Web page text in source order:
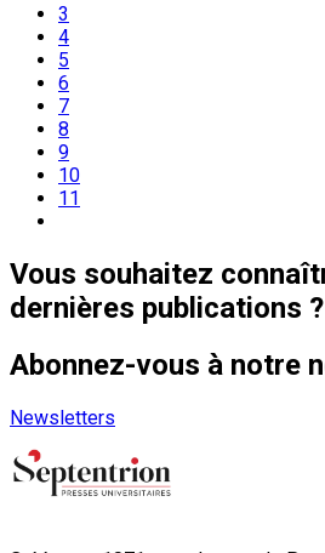
3
4
5
6
7
8
9
10
11
Vous souhaitez
dernières publications ?
Abonnez-vous à notre
Newsletters